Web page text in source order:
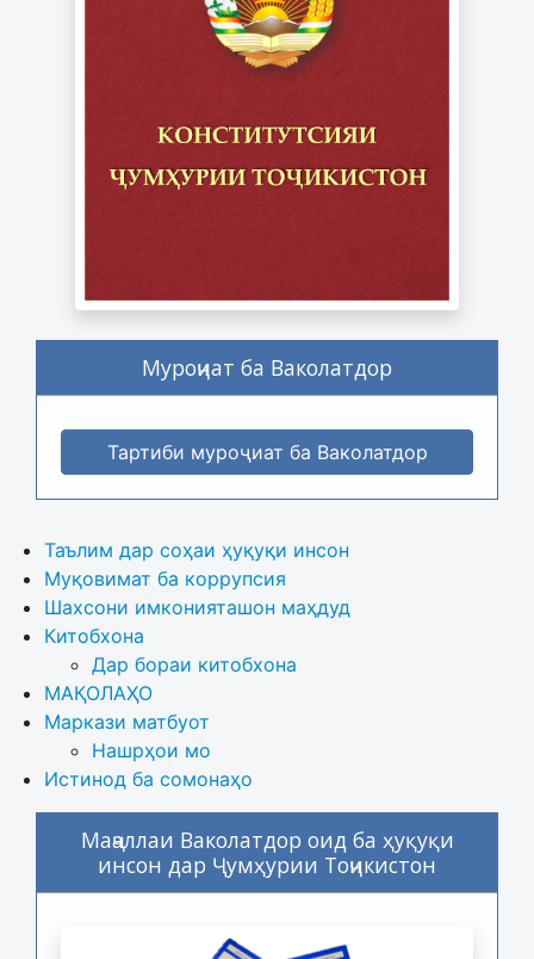
Муроҷиат ба Ваколатдор
Тартиби муроҷиат ба Ваколатдор
Таълим дар соҳаи ҳуқуқи инсон
Муқовимат ба коррупсия
Шахсони имконияташон маҳдуд
Китобхона
Дар бораи китобхона
МАҚОЛАҲО
Маркази матбуот
Нашрҳои мо
Истинод ба сомонаҳо
Маҷаллаи Ваколатдор оид ба ҳуқуқи
инсон дар Ҷумҳурии Тоҷикистон